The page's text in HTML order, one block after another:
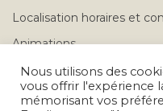
Localisation horaires et
Animations
Rendez-vous à la ferme
Conditions de vente
Nous utilisons des
vous offrir l'expérience
mémorisant vos